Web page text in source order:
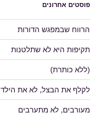
פוסטים אחרונים
הרווח שבמפגש הדורות
תקיפות היא לא שתלטנות
(ללא כותרת)
לקלף את הבצל, לא את הילד
מעורבים, לא מתערבים